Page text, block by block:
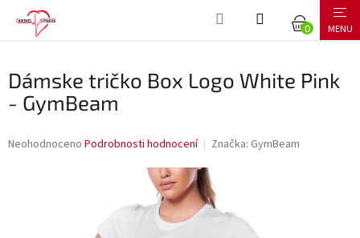
NÁKUPNÍ
Dámske tričko Box Logo White Pink
- GymBeam
Průměrné
Neohodnoceno Podrobnosti hodnocení Značka: GymBeam